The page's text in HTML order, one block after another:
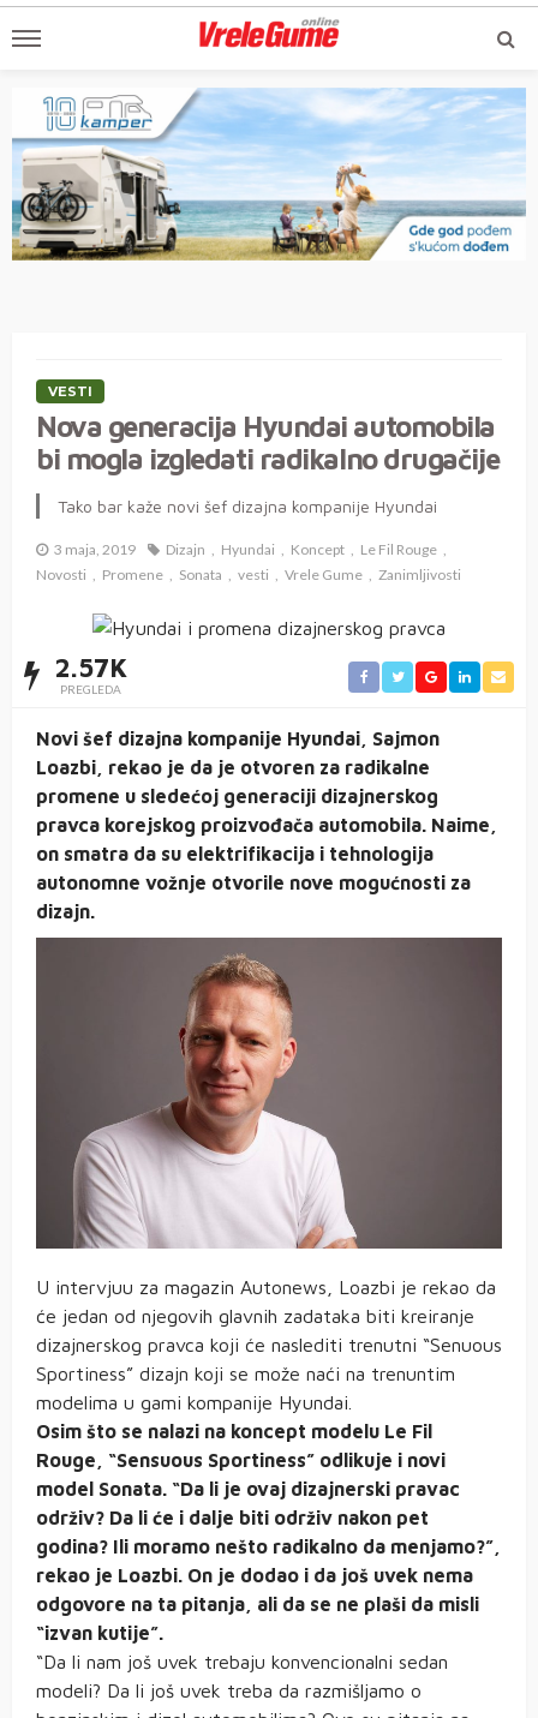
VESTI
Nova generacija Hyundai automobila
bi mogla izgledati radikalno drugačije
Tako bar kaže novi šef dizajna kompanije Hyundai
3 maja, 2019 Dizajn Hyundai Koncept
Le Fil Rouge
Novosti
Promene Sonata vesti Vrele Gume Zanimljivosti
2.57K
PREGLEDA
Novi šef dizajna kompanije Hyundai, Sajmon
Loazbi, rekao je da je otvoren za radikalne
promene u sledećoj generaciji dizajnerskog
pravca korejskog proizvođača automobila. Naime,
on smatra da su elektrifikacija i tehnologija
autonomne vožnje otvorile nove mogućnosti za
dizajn.
U intervjuu za magazin Autonews, Loazbi je rekao da
će jedan od njegovih glavnih zadataka biti kreiranje
dizajnerskog pravca koji će naslediti trenutni “Senuous
Sportiness” dizajn koji se može naći na trenuntim
modelima u gami kompanije Hyundai.
Osim što se nalazi na koncept modelu Le Fil
Rouge, “Sensuous Sportiness” odlikuje i novi
model Sonata. “Da li je ovaj dizajnerski pravac
održiv? Da li će i dalje biti održiv nakon pet
godina? Ili moramo nešto radikalno da menjamo?”,
rekao je Loazbi. On je dodao i da još uvek nema
odgovore na ta pitanja, ali da se ne plaši da misli
“izvan kutije”.
“Da li nam još uvek trebaju konvencionalni sedan
modeli? Da li još uvek treba da razmišljamo o